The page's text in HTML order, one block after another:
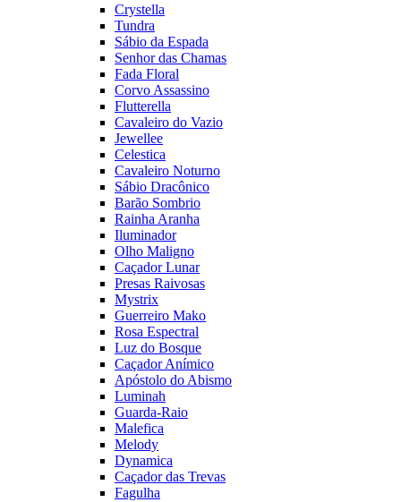
Crystella
Tundra
Sábio da Espada
Senhor das Chamas
Fada Floral
Corvo Assassino
Flutterella
Cavaleiro do Vazio
Jewellee
Celestica
Cavaleiro Noturno
Sábio Dracônico
Barão Sombrio
Rainha Aranha
Iluminador
Olho Maligno
Caçador Lunar
Presas Raivosas
Mystrix
Guerreiro Mako
Rosa Espectral
Luz do Bosque
Caçador Anímico
Apóstolo do Abismo
Luminah
Guarda-Raio
Malefica
Melody
Dynamica
Caçador das Trevas
Fagulha